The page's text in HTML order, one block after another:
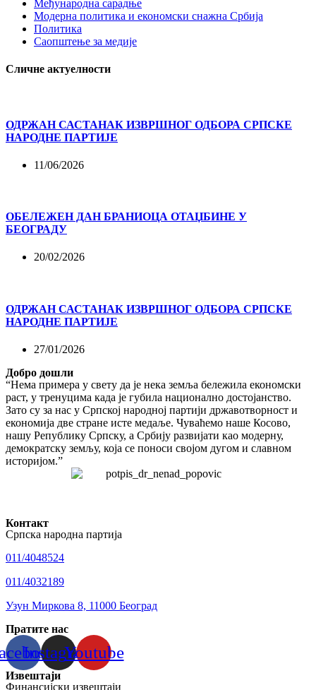
Међународна сарадње
Модерна политика и економски снажна Србија
Политика
Саопштење за медије
Сличне актуелности
ОДРЖАН САСТАНАК ИЗВРШНОГ ОДБОРА СРПСКЕ
НАРОДНЕ ПАРТИЈЕ
11/06/2026
ОБЕЛЕЖЕН ДАН БРАНИОЦА ОТАЏБИНЕ У
БЕОГРАДУ
20/02/2026
ОДРЖАН САСТАНАК ИЗВРШНОГ ОДБОРА СРПСКЕ
НАРОДНЕ ПАРТИЈЕ
27/01/2026
Добро дошли
“Нема примера у свету да је нека земља бележила економски
раст, у тренуцима када је губила национално достојанство.
Зато су за нас у Српској народној партији државотворност и
економија две стране исте медаље. Чуваћемо наше Косово,
нашу Републику Српску, а Србију развијати као модерну,
демократску земљу, која се поноси својом дугом и славном
историјом.”
Контакт
Српска народна партија
011/4048524
011/4032189
Узун Миркова 8, 11000 Београд
Пратите нас
InstagramYoutube
Извештаји
Финансијски извештаји